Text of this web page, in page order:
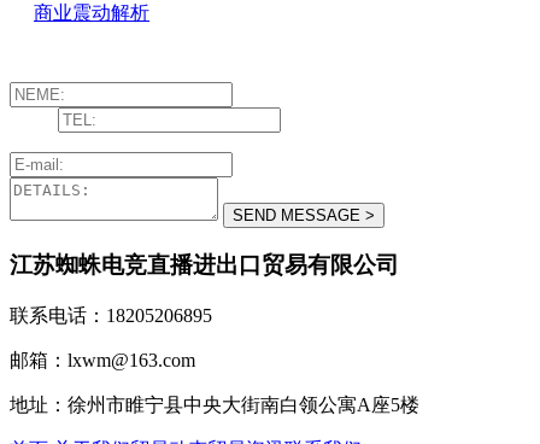
商业震动解析
江苏蜘蛛电竞直播进出口贸易有限公司
联系电话：18205206895
邮箱：lxwm@163.com
地址：徐州市睢宁县中央大街南白领公寓A座5楼